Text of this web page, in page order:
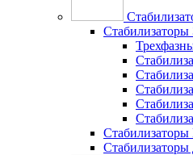
Стабилизаторы
Стабилизаторы